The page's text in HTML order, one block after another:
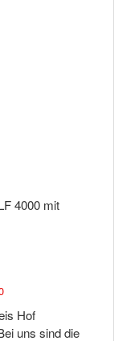
4000 mit
Hof
uns sind die